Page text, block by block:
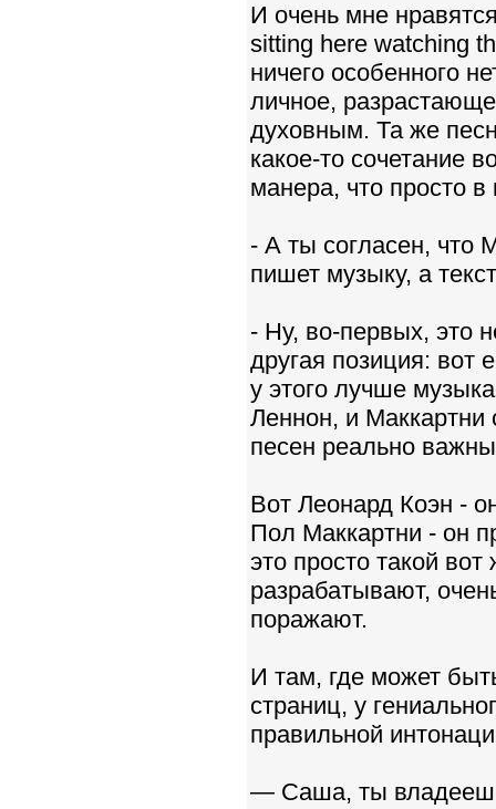
И очень мне
sitting here watching
ничего особенного
личное,
духовным. Та же
какое-то сочетание
манера, что просто
- А ты согласен, что
пишет музыку, а
- Ну, во-первых, это
другая позиция: вот
у этого лучше
Леннон, и Маккартни
песен реально
Вот Леонард Коэн -
Пол Маккартни - он
это просто такой
разрабатывают,
поражают.
И там, где может
страниц, у
правильной
— Саша, ты владеешь